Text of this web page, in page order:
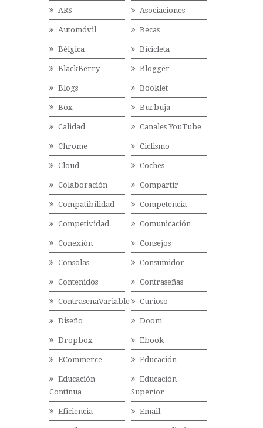
ARS Asociaciones
Automóvil Becas
Bélgica Bicicleta
BlackBerry Blogger
Blogs Booklet
Box Burbuja
Calidad Canales YouTube
Chrome Ciclismo
Cloud Coches
Colaboración Compartir
Compatibilidad Competencia
Competividad Comunicación
Conexión Consejos
Consolas Consumidor
Contenidos Contraseñas
ContraseñaVariable Curioso
Diseño Doom
Dropbox Ebook
ECommerce Educación
Educación
Continua
Educación
Superior
Eficiencia Email